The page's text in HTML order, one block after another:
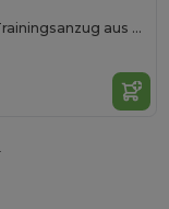
ATHENAS Dreifarbiger Trainingsanzug aus Acetat mit samtigem Futter